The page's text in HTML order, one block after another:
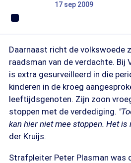
17 sep 2009
Daarnaast richt de volkswoede
raadsman van de verdachte. Bij
is extra gesurveilleerd in die
kinderen in de kroeg
leeftijdsgenoten. Zijn zoon
stoppen met de verdediging.
kan hier niet mee stoppen. Het is
der Kruijs.
Strafpleiter Peter Plasman was